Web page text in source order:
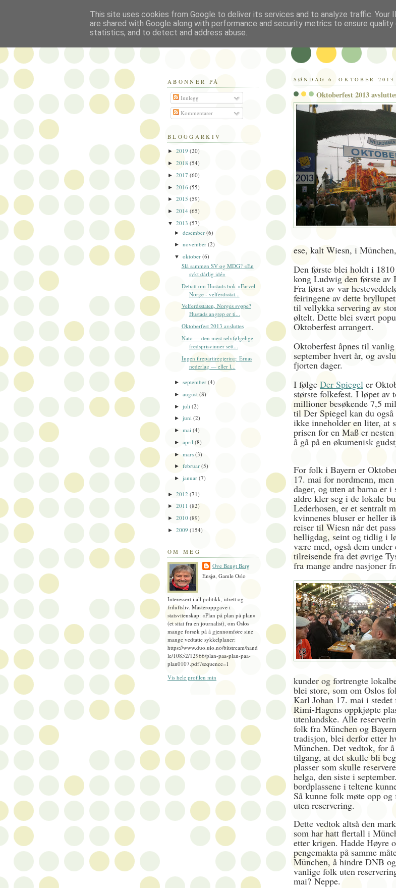
SØNDAG 6. OKTOBER 2013
Oktoberfest 2013
ese, kalt Wiesn, i
Den første blei holdt i
kong Ludwig den første av
Fra først av var
feiringene av dette
til vellykka servering av
øltelt. Dette blei svært
Oktoberfest arrangert.
Oktoberfest åpnes til
september hvert år, og
fjorten dager.
I følge Der Spiegel er
største folkefest. I løpet av
millioner besøkende 7,5
til Der Spiegel kan du
ikke inneholder en liter, at
prisen for en Maß er
å gå på en økumenisk
For folk i Bayern er
17. mai for nordmenn,
dager, og uten at barna er
aldre kler seg i de lokale
Lederhosen, er et sentralt
kvinnenes bluser er heller
reiser til Wiesn når det
helligdag, seint og tidlig i
være med, også dem under
tilreisende fra det øvrige
fra mange andre nasjoner
kunder og fortrengte
blei store, som om Oslos
Karl Johan 17. mai i
Rimi-Hagens oppkjøpte
utenlandske. Alle
folk fra München og
tradisjon, blei derfor etter
München. Det vedtok, for
tilgang, at det skulle bli
plasser som skulle
helga, den siste i
bordplassene i teltene
Så kunne folk møte opp og
uten reservering.
Dette vedtok altså den
som har hatt flertall i
etter krigen. Hadde Høyre
pengemakta på samme
München, å hindre DNB
vanlige folk uten
mai? Neppe.
Politikus
ABONNER PÅ
Innlegg
Kommentarer
BLOGGARKIV
► 2019 (20)
► 2018 (54)
► 2017 (60)
► 2016 (55)
► 2015 (59)
► 2014 (65)
▼ 2013 (57)
►desember(6)
►november(2)
▼oktober(6)
Slå sammen SV og MDG? «En
sykt dårlig idé»
Debatt om Hustads bok «Farvel
Norge - velferdsstat...
Velferdsstaten, Norges svøpe?
Hustads angrep er ti...
Oktoberfest 2013 avsluttes
Nato — den mest selvfølgelige
fredsprisvinner sett...
Ingen firepartiregjering: Ernas
nederlag — eller l...
►september(4)
►august(8)
►juli(2)
►juni(2)
►mai(4)
►april(8)
►mars(3)
►februar(5)
►januar(7)
► 2012 (71)
► 2011 (82)
► 2010 (89)
► 2009 (154)
OM MEG
Ove Bengt Berg
Ensjø, Gamle Oslo
Interessert i all politikk, idrett og
friluftsliv. Masteroppgave i
statsvitenskap: «Plan på plan på plan»
(et sitat fra en journalist), om Oslos
mange forsøk på å gjennomføre sine
mange vedtatte sykkelplaner:
https://www.duo.uio.no/bitstream/hand
le/10852/12966/plan-paa-plan-paa-
plan0107.pdf?sequence=1
Vis hele profilen min
This site uses cookies from Google to deliver its services and to analyze traffic. Your
are shared with Google along with performance and security metrics to ensure
statistics, and to detect and address abuse.